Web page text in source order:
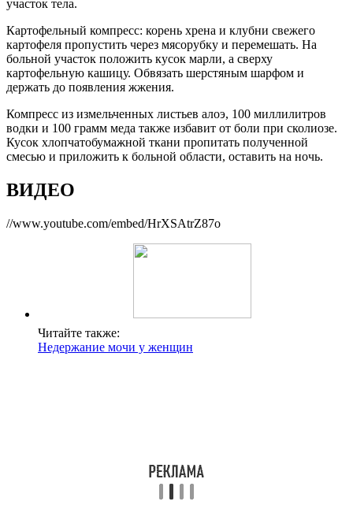
участок тела.
Картофельный компресс: корень хрена и клубни свежего
картофеля пропустить через мясорубку и перемешать. На
больной участок положить кусок марли, а сверху
картофельную кашицу. Обвязать шерстяным шарфом и
держать до появления жжения.
Компресс из измельченных листьев алоэ, 100 миллилитров
водки и 100 грамм меда также избавит от боли при сколиозе.
Кусок хлопчатобумажной ткани пропитать полученной
смесью и приложить к больной области, оставить на ночь.
ВИДЕО
//www.youtube.com/embed/HrXSAtrZ87o
Читайте также:
Недержание мочи у женщин